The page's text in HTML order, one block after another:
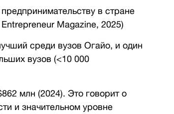
в стране
Magazine, 2025)
среди вузов Огайо, и один
вузов (<10 000
млн (2024). Это говорит о
и значительном уровне